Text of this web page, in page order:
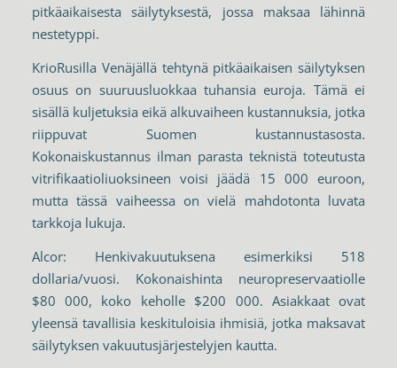
pitkäaikaisesta säilytyksestä, jossa maksaa lähinnä
nestetyppi.
KrioRusilla Venäjällä tehtynä pitkäaikaisen säilytyksen
osuus on suuruusluokkaa tuhansia euroja. Tämä ei
sisällä kuljetuksia eikä alkuvaiheen kustannuksia, jotka
riippuvat Suomen kustannustasosta.
Kokonaiskustannus ilman parasta teknistä toteutusta
vitrifikaatioliuoksineen voisi jäädä 15 000 euroon,
mutta tässä vaiheessa on vielä mahdotonta luvata
tarkkoja lukuja.
Alcor: Henkivakuutuksena esimerkiksi 518
dollaria/vuosi. Kokonaishinta neuropreservaatiolle
$80 000, koko keholle $200 000. Asiakkaat ovat
yleensä tavallisia keskituloisia ihmisiä, jotka maksavat
säilytyksen vakuutusjärjestelyjen kautta.